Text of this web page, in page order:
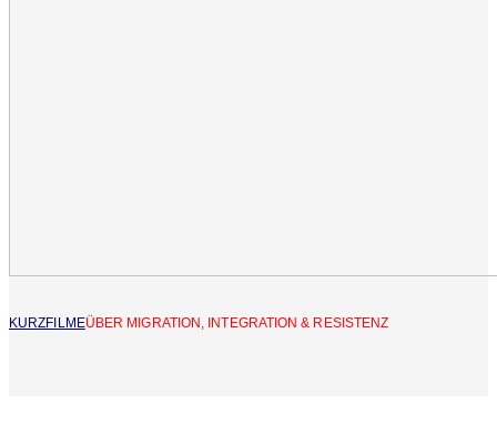
KURZFILMEÜBER MIGRATION, INTEGRATION & RESISTENZ